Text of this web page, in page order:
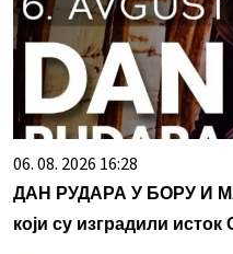
06. 08. 2026 16:28
ДАН РУДАРА У БОРУ И
који су изградили исток